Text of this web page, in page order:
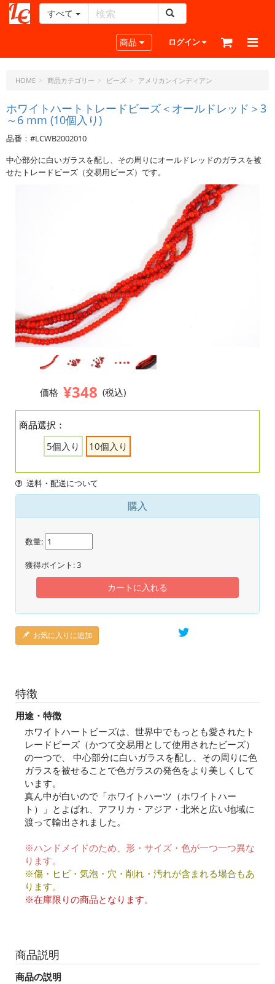
ー
ラ
ト・
ド
ッ
ト・
ジ
ェ
すべて
Toggle navigation
商品 ログイン
HOME 商品カテゴリー ビーズ アメリカンインディアン
ホワイトハートトレードビーズ＜オールドレッド＞3
～6 mm (10個入り)
品番：#LCWB2002010
中心部分に白いガラスを配し、その周りにオールドレッドのガラスを被
せたトレードビーズ（交易用ビーズ）です。
価格 ¥348 (税込)
商品選択：
5個入り
10個入り
送料・配送について
購入
数量:
獲得ポイント:3
カートに入れる
お気に入りに追加
特徴
用途・特徴
ホワイトハートビーズは、世界中でもっとも愛されたト
レードビーズ（かつて交易用として使用されたビーズ）
の一つで、 中心部分に白いガラスを配し、その周りに色
ガラスを被せることで色ガラスの発色をより美しくして
います。
真ん中が白いので「ホワイトハーツ（ホワイトハー
ト）」とよばれ、アフリカ・アジア・北米と広い地域に
渡って輸出されました。
※ハンドメイドのため、形・サイズ・色が一つ一つ異な
ります。
※傷・ヒビ・気泡・穴・削れ・汚れが含まれる場合もあ
ります。
※在庫限りの商品となります。
商品説明
商品の説明